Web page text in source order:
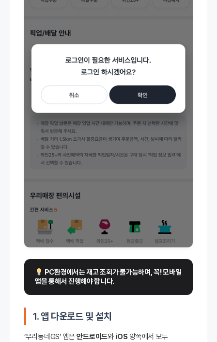
PC환경에서는 재고 조회가 불가능하며, 꼭! 모바일
앱을 통해서 진행해야 합니다.
1. 앱 다운로드 및 설치
‘우리동네GS’ 앱은안드로이드와 iOS양쪽에서 모두